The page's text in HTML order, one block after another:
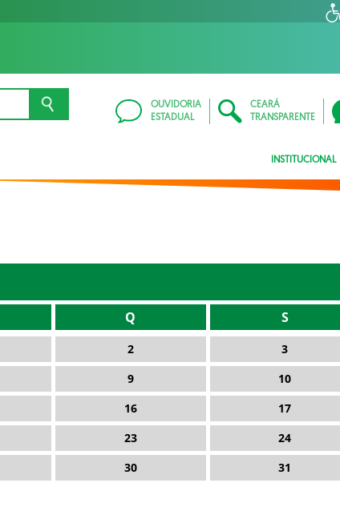
OUVIDORIA
ESTADUAL
CEARÁ
TRANSPARENTE
INSTITUCIONAL
Q S
2 3
9 10
16 17
23 24
30 31